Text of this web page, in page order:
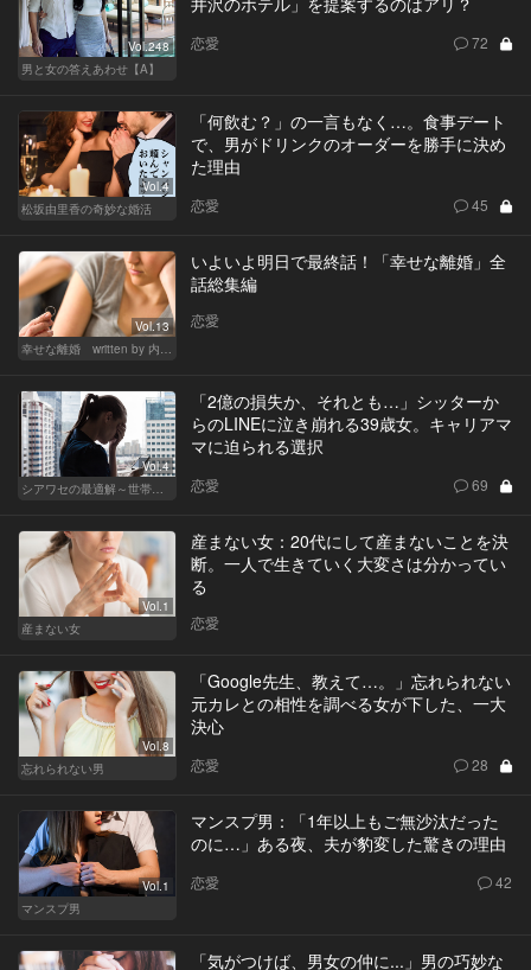
Vol.248
男と女の答えあわせ【A】
恋愛 72
Vol.4
松坂由里香の奇妙な婚活
「何飲む？」の一言もなく…。食事デート
で、男がドリンクのオーダーを勝手に決め
た理由
恋愛 45
Vol.13
幸せな離婚 written by 内埜さくら
いよいよ明日で最終話！「幸せな離婚」全
話総集編
恋愛
Vol.4
シアワセの最適解～世帯年収3,600万の夫婦～
「2億の損失か、それとも…」シッターか
らのLINEに泣き崩れる39歳女。キャリアマ
マに迫られる選択
恋愛 69
Vol.1
産まない女
産まない女：20代にして産まないことを決
断。一人で生きていく大変さは分かってい
る
恋愛
Vol.8
忘れられない男
「Google先生、教えて…。」忘れられない
元カレとの相性を調べる女が下した、一大
決心
恋愛 28
Vol.1
マンスプ男
マンスプ男：「1年以上もご無沙汰だった
のに…」ある夜、夫が豹変した驚きの理由
恋愛 42
「気がつけば、男女の仲に...」男の巧妙な